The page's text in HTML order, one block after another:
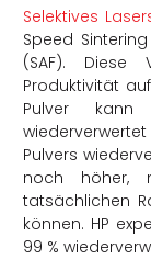
Selektives
Speed
(SAF). Diese
Produktivität
Pulver
Pulvers
noch höher,
tatsächlichen
können. HP
99 %